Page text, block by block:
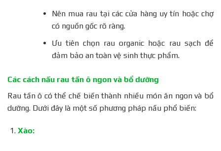
Nên mua rau tại các cửa hàng uy tín hoặc chợ
có nguồn gốc rõ ràng.
Ưu tiên chọn rau organic hoặc rau sạch để
đảm bảo an toàn vệ sinh thực phẩm.
Các cách nấu rau tần ô ngon và bổ dưỡng
Rau tần ô có thể chế biến thành nhiều món ăn ngon và bổ
dưỡng. Dưới đây là một số phương pháp nấu phổ biến:
Xào: